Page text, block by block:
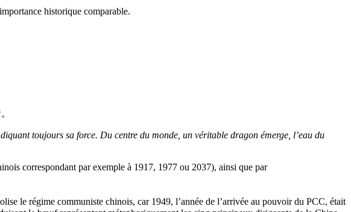
historique comparable.
toujours sa force. Du centre du monde, un véritable dragon émerge, l’eau du
correspondant par exemple à 1917, 1977 ou 2037), ainsi que par
le régime communiste chinois, car 1949, l’année de l’arrivée au pouvoir du PCC, était